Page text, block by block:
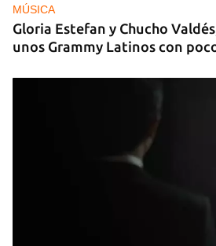
MÚSICA
Gloria Estefan y Chucho
unos Grammy Latinos con